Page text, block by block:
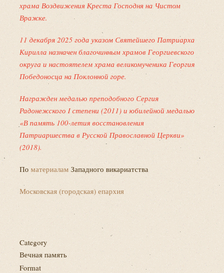
храма Воздвижения Креста Господня на Чистом
Вражке.
11 декабря 2025 года указом Святейшего Патриарха
Кирилла назначен благочинным храмов Георгиевского
округа и настоятелем храма великомученика Георгия
Победоносца на Поклонной горе.
Награжден медалью преподобного Сергия
Радонежского I степени (2011) и юбилейной медалью
«В память 100-летия восстановления
Патриаршества в Русской Православной Церкви»
(2018).
По материалам Западного викариатства
Московская (городская) епархия
Category
Вечная память
Format